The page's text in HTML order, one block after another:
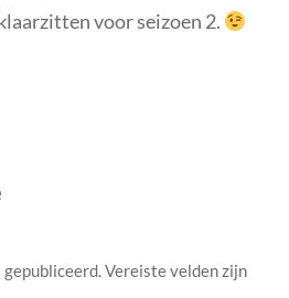
voor seizoen 2.
Vereiste velden zijn